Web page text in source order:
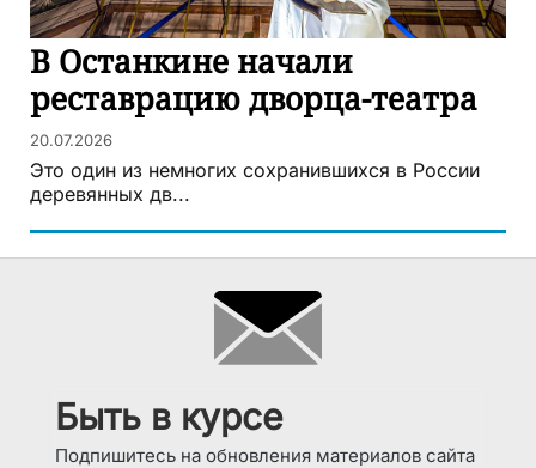
В Останкине начали
реставрацию дворца-театра
20.07.2026
Это один из немногих сохранившихся в России
деревянных дв...
Быть в курсе
Подпишитесь на обновления материалов сайта